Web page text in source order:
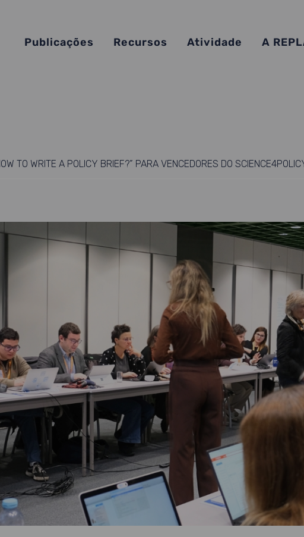
Publicações Recursos Atividade A
TO WRITE A POLICY BRIEF?” PARA VENCEDORES DO